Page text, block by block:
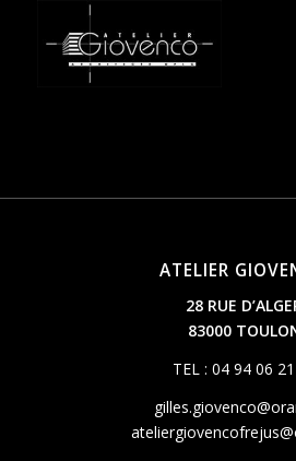
ATELIER
28 RUE
83000
TEL : 04 94 06